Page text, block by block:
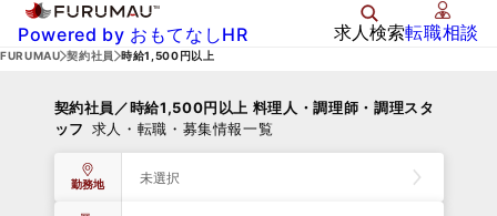
Powered by おもてなしHR 求人検索転職相談
FURUMAU 契約社員 時給1,500円以上
契約社員／時給1,500円以上 料理人・調理師・調理スタ
ッフ 求人・転職・募集情報一覧
勤務地 未選択